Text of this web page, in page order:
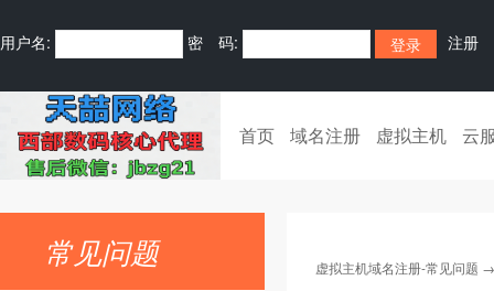
用户名: 密 码: 注册
首页 域名注册 虚拟主机 云
常见问题 虚拟主机域名注册-常见问题